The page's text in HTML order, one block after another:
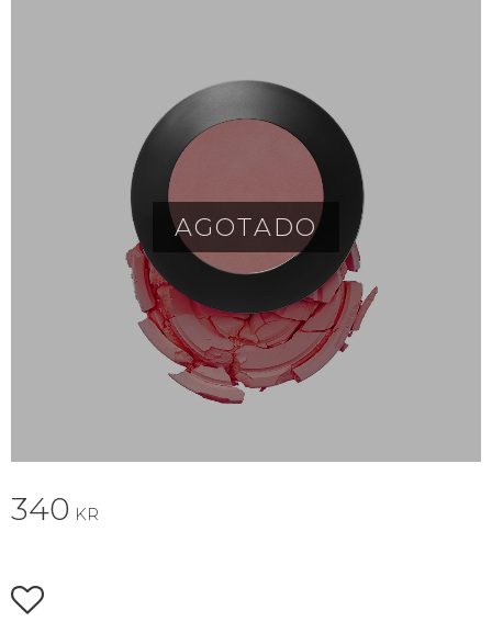
AGOTADO
340 KR
Añadir a favoritos